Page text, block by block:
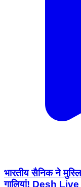
भारतीय सैनिक ने
गालियां! Desh